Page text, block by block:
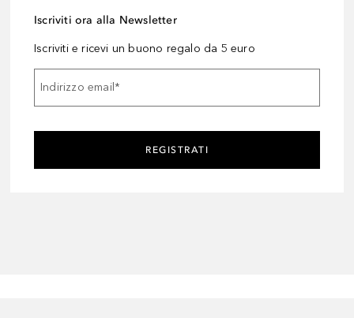
Iscriviti ora alla Newsletter
Iscriviti e ricevi un buono regalo da 5 euro
Indirizzo email*
REGISTRATI